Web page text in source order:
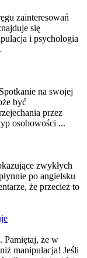
zainteresowań
się
i psychologia
na swojej
być
przez
osobowości ...
zwykłych
po angielsku
że przecież to
Pamiętaj, że w
manipulacja! Jeśli